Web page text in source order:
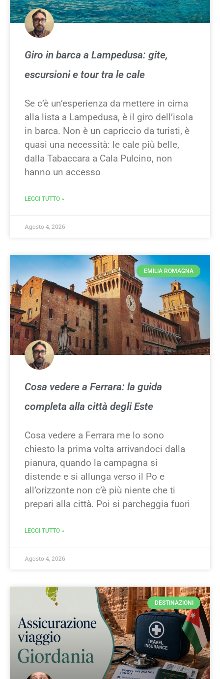
Giro in barca a Lampedusa: gite,
escursioni e tour tra le cale
Se c’è un’esperienza da mettere in cima
alla lista a Lampedusa, è il giro dell’isola
in barca. Non è un capriccio da turisti, è
quasi una necessità: le cale più belle,
dalla Tabaccara a Cala Pulcino, non
hanno un accesso
LEGGI TUTTO »
Agosto 4, 2026
EMILIA ROMAGNA
Cosa vedere a Ferrara: la guida
completa alla città degli Este
Cosa vedere a Ferrara me lo sono
chiesto la prima volta arrivandoci dalla
pianura, quando la campagna si
distende e si allunga verso il Po e
all’orizzonte non c’è più niente che ti
prepari alla città. Poi si parcheggia fuori
LEGGI TUTTO »
Agosto 4, 2026
DESTINAZIONI